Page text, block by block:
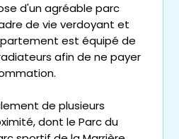
d'un agréable parc
de vie verdoyant et
est équipé de
afin de ne payer
de plusieurs
dont le Parc du